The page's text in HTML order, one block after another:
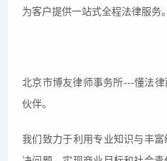
为客户提供一站式全程法律服务。
北京市博友律师事务所---懂法
伙伴。
我们致力于利用专业知识与丰